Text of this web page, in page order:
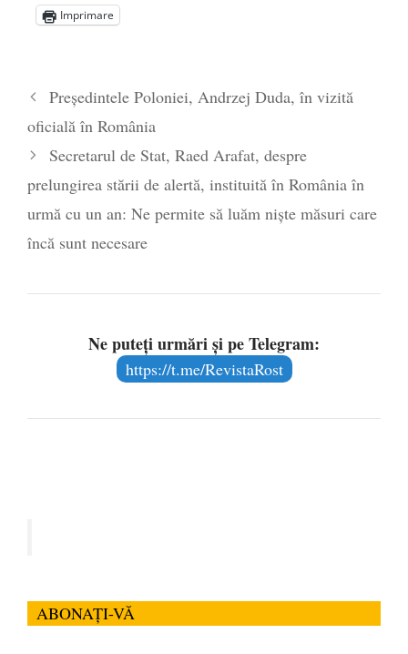
„Carnea cultivată” în laborator, tot mai
Părintele mărturisitor Constantin
Imprimare
Preşedintele Poloniei, Andrzej Duda, în vizită
oficială în România
Secretarul de Stat, Raed Arafat, despre
prelungirea stării de alertă, instituită în România în
urmă cu un an: Ne permite să luăm niște măsuri care
încă sunt necesare
Ne puteți urmări și pe Telegram:
https://t.me/RevistaRost
ABONAȚI-VĂ